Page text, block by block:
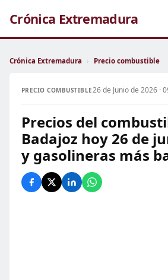
Crónica Extremadura
Crónica Extremadura › Precio combustible
PRECIO COMBUSTIBLE26 de Junio de 2026 ·
Precios del
Badajoz hoy 26 de
y gasolineras más